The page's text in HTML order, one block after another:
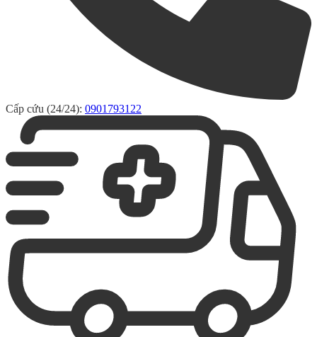
Cấp cứu (24/24): 0901793122